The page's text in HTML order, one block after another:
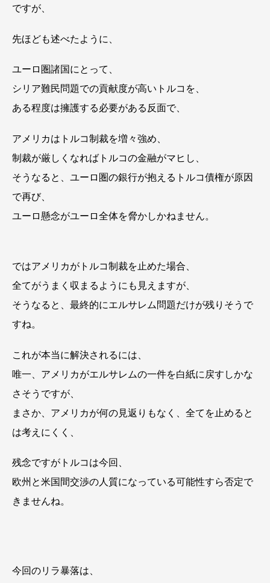
ですが、
先ほども述べたように、
ユーロ圏諸国にとって、
シリア難民問題での貢献度が高いトルコを、
ある程度は擁護する必要がある反面で、
アメリカはトルコ制裁を増々強め、
制裁が厳しくなればトルコの金融がマヒし、
そうなると、ユーロ圏の銀行が抱えるトルコ債権が原因
で再び、
ユーロ懸念がユーロ全体を脅かしかねません。
ではアメリカがトルコ制裁を止めた場合、
全てがうまく収まるようにも見えますが、
そうなると、最終的にエルサレム問題だけが残りそうで
すね。
これが本当に解決されるには、
唯一、アメリカがエルサレムの一件を白紙に戻すしかな
さそうですが、
まさか、アメリカが何の見返りもなく、全てを止めると
は考えにくく、
残念ですがトルコは今回、
欧州と米国間交渉の人質になっている可能性すら否定で
きませんね。
今回のリラ暴落は、